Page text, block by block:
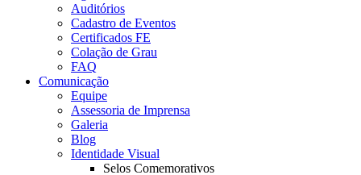
Auditórios
Cadastro de Eventos
Certificados FE
Colação de Grau
FAQ
Comunicação
Equipe
Assessoria de Imprensa
Galeria
Blog
Identidade Visual
Selos Comemorativos